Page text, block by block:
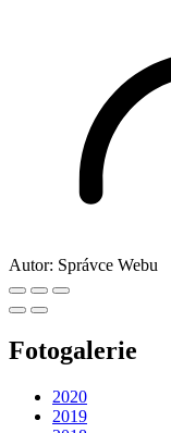
Autor: Správce Webu
Fotogalerie
2020
2019